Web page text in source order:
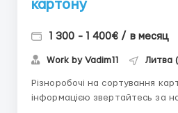
картону
1 300 - 1 400€ / в месяц
Work by Vadim11 Литва
Різноробочі на сортування картону За
інформацією звертайтесь за